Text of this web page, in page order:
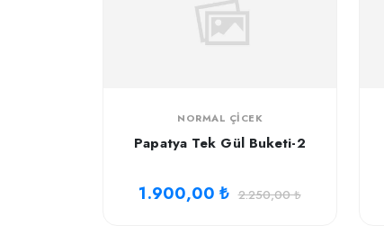
NORMAL ÇICEK
Papatya Tek Gül Buketi-2
1.900,00 ₺ 2.250,00 ₺